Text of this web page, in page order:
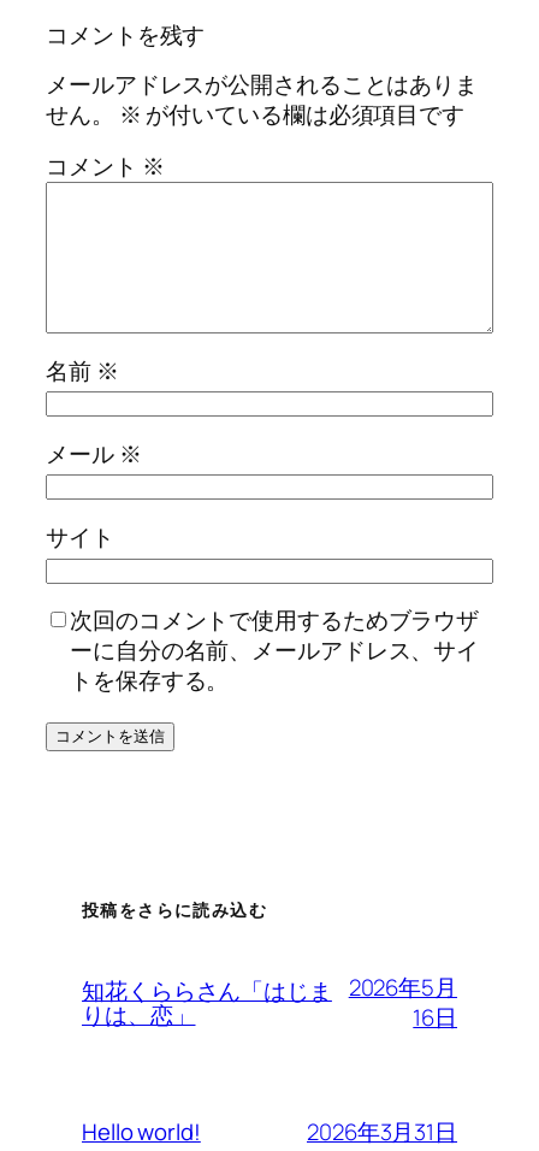
コメントを残す
メールアドレスが公開されることはありま
せん。
※ が付いている欄は必須項目です
コメント ※
名前 ※
メール ※
サイト
次回のコメントで使用するためブラウザ
ーに自分の名前、メールアドレス、サイ
トを保存する。
投稿をさらに読み込む
知花くららさん「はじま
りは、恋」
2026年5月
16日
Hello world! 2026年3月31日